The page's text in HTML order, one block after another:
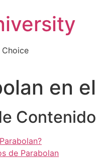
Choice
en
Contenido
de Parabolan